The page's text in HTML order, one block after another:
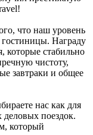
что наш уровень
гостиницы. Награду
которые стабильно
чистоту,
завтраки и общее
нас как для
поездок.
который